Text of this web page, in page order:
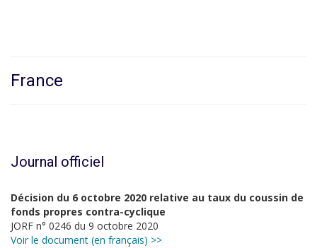
France
Journal officiel
Décision du 6 octobre 2020 relative au taux du coussin de
fonds propres contra-cyclique
JORF n° 0246 du 9 octobre 2020
Voir le document (en français) >>